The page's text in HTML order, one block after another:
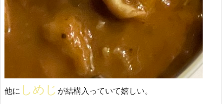
他に しめじ が結構入っていて嬉しい。